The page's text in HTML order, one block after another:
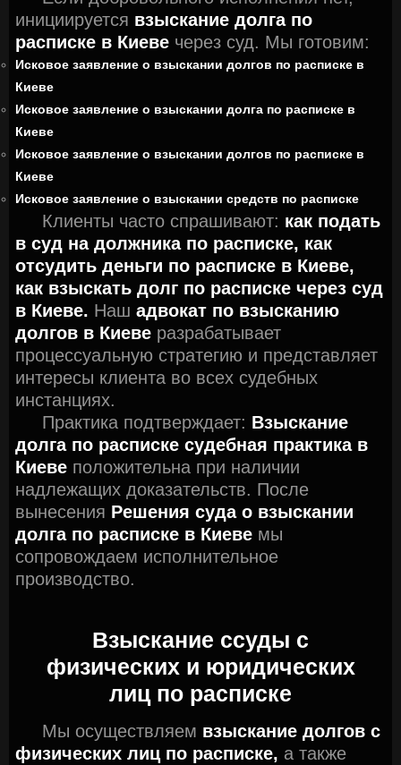
инициируется взыскание долга по
расписке в Киеве через суд. Мы готовим:
Исковое заявление о взыскании долгов по расписке в
Киеве
Исковое заявление о взыскании долга по расписке в
Киеве
Исковое заявление о взыскании долгов по расписке в
Киеве
Исковое заявление о взыскании средств по расписке
Клиенты часто спрашивают: как подать
в суд на должника по расписке, как
отсудить деньги по расписке в Киеве,
как взыскать долг по расписке через суд
в Киеве. Наш адвокат по взысканию
долгов в Киеве разрабатывает
процессуальную стратегию и представляет
интересы клиента во всех судебных
инстанциях.
Практика подтверждает: Взыскание
долга по расписке судебная практика в
Киеве положительна при наличии
надлежащих доказательств. После
вынесения Решения суда о взыскании
долга по расписке в Киеве мы
сопровождаем исполнительное
производство.
Взыскание ссуды с
физических и юридических
лиц по расписке
Мы осуществляем взыскание долгов с
физических лиц по расписке, а также